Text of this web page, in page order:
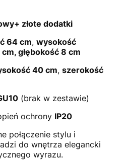
złote dodatki
64 cm, wysokość
głębokość 8 cm
40 cm, szerokość
(brak w zestawie)
ochrony IP20
połączenie stylu i
do wnętrza elegancki
wyrazu.